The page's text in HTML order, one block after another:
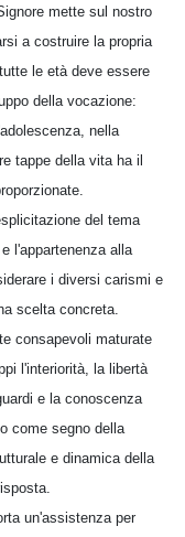
mette sul nostro
a costruire la propria
le età deve essere
della vocazione:
nella
tappe della vita ha il
del tema
l'appartenenza alla
i diversi carismi e
scelta concreta.
consapevoli maturate
l'interiorità, la libertà
e la conoscenza
come segno della
e dinamica della
un'assistenza per